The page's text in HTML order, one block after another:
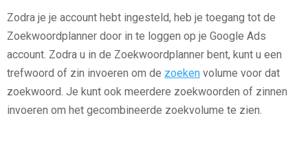
Zodra je je account hebt ingesteld, heb je toegang tot de
Zoekwoordplanner door in te loggen op je Google Ads
account. Zodra u in de Zoekwoordplanner bent, kunt u een
trefwoord of zin invoeren om de zoeken volume voor dat
zoekwoord. Je kunt ook meerdere zoekwoorden of zinnen
invoeren om het gecombineerde zoekvolume te zien.